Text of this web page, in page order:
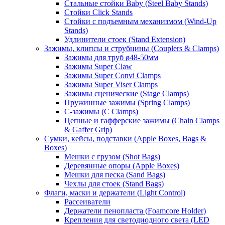
Стальные стойки Baby (Steel Baby Stands)
Стойки Click Stands
Стойки с подъемным механизмом (Wind-Up
Stands)
Удлинители стоек (Stand Extension)
Зажимы, клипсы и струбцины (Couplers & Clamps)
Зажимы для труб ø48-50мм
Зажимы Super Claw
Зажимы Super Convi Clamps
Зажимы Super Viser Clamps
Зажимы сценические (Stage Clamps)
Пружинные зажимы (Spring Clamps)
С-зажимы (C Clamps)
Цепные и гафферские зажимы (Chain Clamps
& Gaffer Grip)
Сумки, кейсы, подставки (Apple Boxes, Bags &
Boxes)
Мешки с грузом (Shot Bags)
Деревянные опоры (Apple Boxes)
Мешки для песка (Sand Bags)
Чехлы для стоек (Stand Bags)
Флаги, маски и держатели (Light Control)
Рассеиватели
Держатели пенопласта (Foamcore Holder)
Крепления для светодиодного света (LED